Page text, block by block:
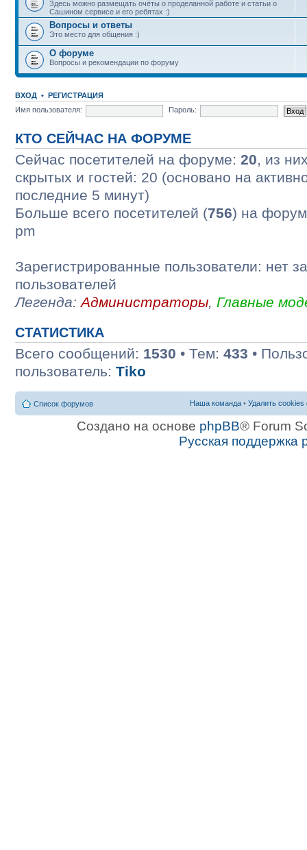
Здесь можно размещать очёты о проделанной работе и статьи о
Сашином сервисе и его ребятах :)
Вопросы и ответы
Это место для общения :)
О форуме
Вопросы и рекомендации по форуму
ВХОД • РЕГИСТРАЦИЯ
Имя пользователя:
Пароль:
КТО СЕЙЧАС НА ФОРУМЕ
Сейчас посетителей на форуме: 20 , из
скрытых и гостей: 20 (основано на
последние 5 минут)
Больше всего посетителей (756) на
pm
Зарегистрированные пользователи: нет
пользователей
Легенда: Администраторы Главные
СТАТИСТИКА
Всего сообщений: 1530 • Тем: 433 •
пользователь: Tiko
Список форумов Наша команда • Удалить
Создано на основе phpBB® Forum
Русская поддержка